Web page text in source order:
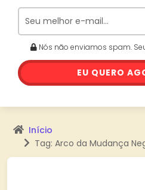
Nós não enviamos spam.
EU QUERO
Início
Tag: Arco da Mudança